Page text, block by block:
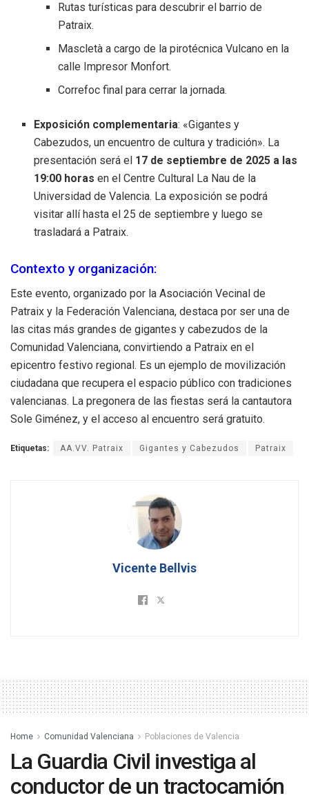
Rutas turísticas para descubrir el barrio de
Patraix.
Mascletà a cargo de la pirotécnica Vulcano en la
calle Impresor Monfort.
Correfoc final para cerrar la jornada.
Exposición complementaria: «Gigantes y
Cabezudos, un encuentro de cultura y tradición». La
presentación será el 17 de septiembre de 2025 a las
19:00 horas en el Centre Cultural La Nau de la
Universidad de Valencia. La exposición se podrá
visitar allí hasta el 25 de septiembre y luego se
trasladará a Patraix.
Contexto y organización:
Este evento, organizado por la Asociación Vecinal de
Patraix y la Federación Valenciana, destaca por ser una de
las citas más grandes de gigantes y cabezudos de la
Comunidad Valenciana, convirtiendo a Patraix en el
epicentro festivo regional. Es un ejemplo de movilización
ciudadana que recupera el espacio público con tradiciones
valencianas. La pregonera de las fiestas será la cantautora
Sole Giménez, y el acceso al encuentro será gratuito.
Etiquetas: AA.VV. Patraix Gigantes y Cabezudos Patraix
Vicente Bellvis
Home Comunidad Valenciana Poblaciones de Valencia
La Guardia Civil investiga al
conductor de un tractocamión